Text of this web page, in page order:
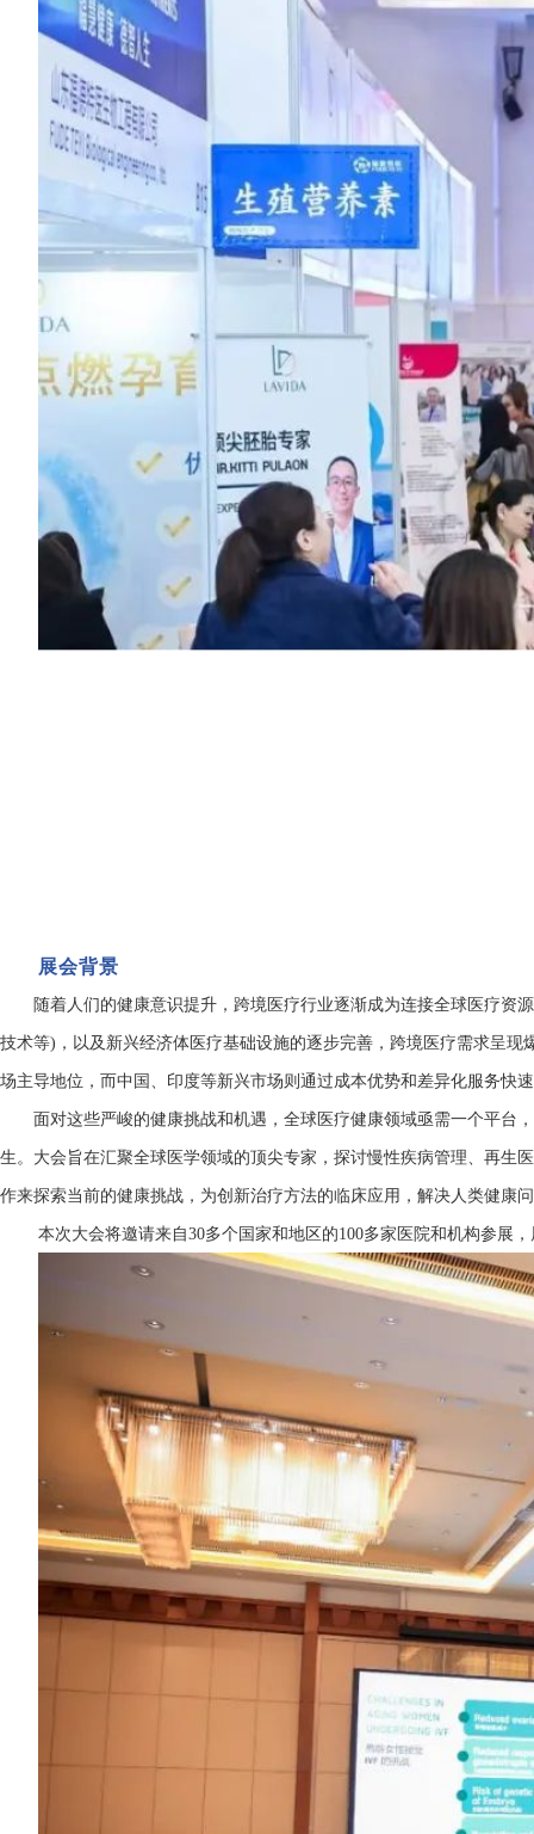
展会背景
随着人们的健康意识提升，跨境医疗行业逐渐成为连接全球医疗资
技术等)，以及新兴经济体医疗基础设施的逐步完善，跨境医疗需求呈
场主导地位，而中国、印度等新兴市场则通过成本优势和差异化服务快
面对这些严峻的健康挑战和机遇，全球医疗健康领域亟需一个平台
生。大会旨在汇聚全球医学领域的顶尖专家，探讨慢性疾病管理、再生
作来探索当前的健康挑战，为创新治疗方法的临床应用，解决人类健康
本次大会将邀请来自30多个国家和地区的100多家医院和机构参展